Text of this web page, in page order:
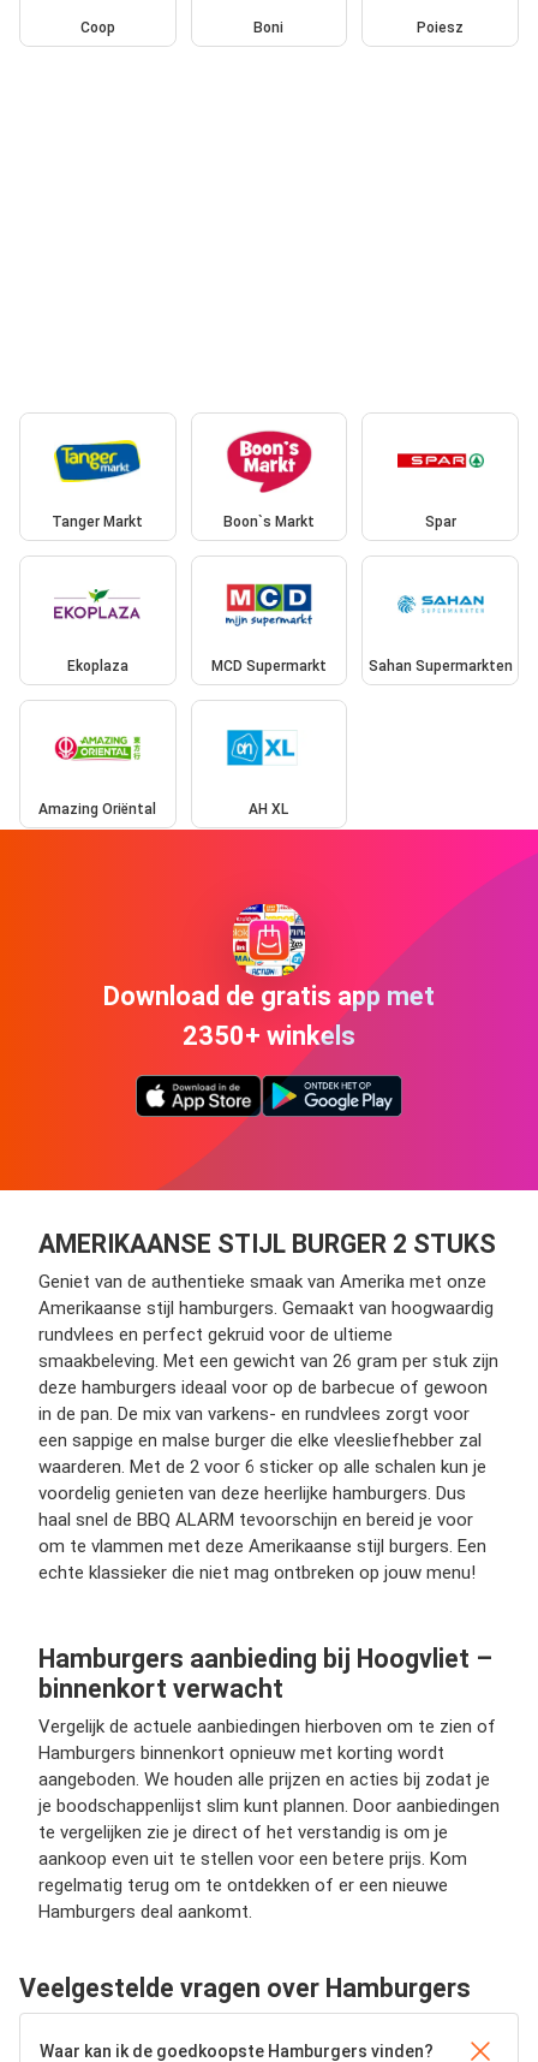
Coop Boni Poiesz
Tanger Markt Boon`s Markt Spar
Ekoplaza MCD Supermarkt Sahan Supermarkten
Amazing Oriëntal AH XL
Download de gratis app met
2350+ winkels
AMERIKAANSE STIJL BURGER 2 STUKS
Geniet van de authentieke smaak van Amerika met onze
Amerikaanse stijl hamburgers. Gemaakt van hoogwaardig
rundvlees en perfect gekruid voor de ultieme
smaakbeleving. Met een gewicht van 26 gram per stuk zijn
deze hamburgers ideaal voor op de barbecue of gewoon
in de pan. De mix van varkens- en rundvlees zorgt voor
een sappige en malse burger die elke vleesliefhebber zal
waarderen. Met de 2 voor 6 sticker op alle schalen kun je
voordelig genieten van deze heerlijke hamburgers. Dus
haal snel de BBQ ALARM tevoorschijn en bereid je voor
om te vlammen met deze Amerikaanse stijl burgers. Een
echte klassieker die niet mag ontbreken op jouw menu!
Hamburgers aanbieding bij Hoogvliet –
binnenkort verwacht
Vergelijk de actuele aanbiedingen hierboven om te zien of
Hamburgers binnenkort opnieuw met korting wordt
aangeboden. We houden alle prijzen en acties bij zodat je
je boodschappenlijst slim kunt plannen. Door aanbiedingen
te vergelijken zie je direct of het verstandig is om je
aankoop even uit te stellen voor een betere prijs. Kom
regelmatig terug om te ontdekken of er een nieuwe
Hamburgers deal aankomt.
Veelgestelde vragen over Hamburgers
Waar kan ik de goedkoopste Hamburgers vinden?